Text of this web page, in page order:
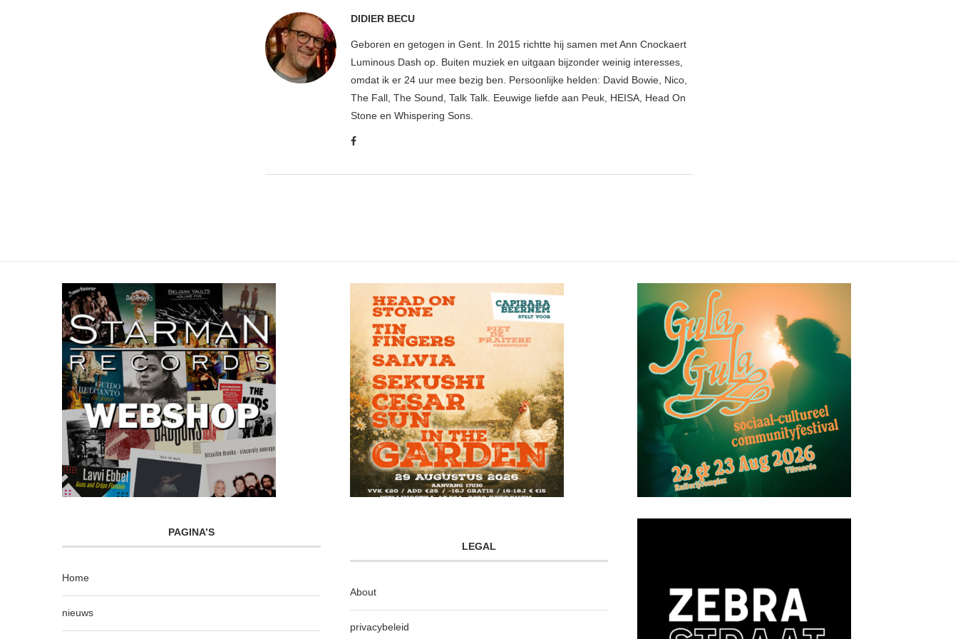
DIDIER BECU
Geboren en getogen in Gent. In 2015 richtte hij samen met Ann Cnockaert
Luminous Dash op. Buiten muziek en uitgaan bijzonder weinig interesses,
omdat ik er 24 uur mee bezig ben. Persoonlijke helden: David Bowie, Nico,
The Fall, The Sound, Talk Talk. Eeuwige liefde aan Peuk, HEISA, Head On
Stone en Whispering Sons.
PAGINA’S
Home
nieuws
LEGAL
About
privacybeleid